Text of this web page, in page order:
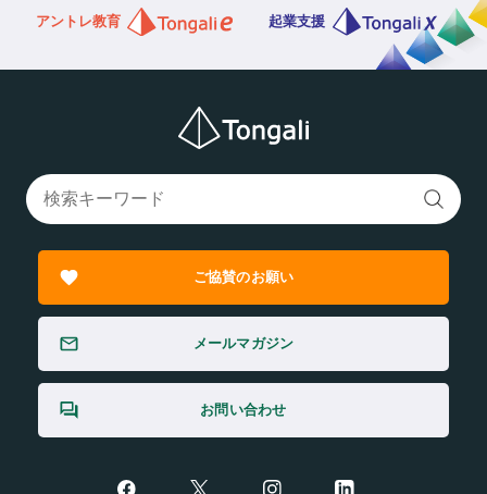
アントレ教育 起業支援
ご協賛のお願い
メールマガジン
お問い合わせ